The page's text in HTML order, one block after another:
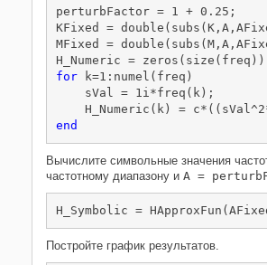
perturbFactor = 1 + 0.25;
KFixed =
MFixed =
for k=1:numel(freq)
    sVal = 1i*freq(k);
end
Вычислите символьные значения
частотному диапазону и A =
H_Symbolic =
Постройте график результатов.